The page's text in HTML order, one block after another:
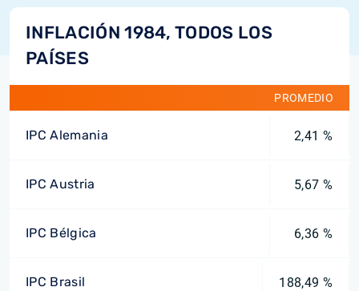
INFLACIÓN 1984, TODOS LOS
PAÍSES
PROMEDIO
IPC Alemania 2,41 %
IPC Austria 5,67 %
IPC Bélgica 6,36 %
IPC Brasil 188,49 %